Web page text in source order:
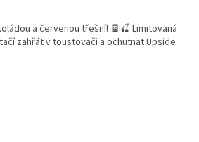
a červenou třešní! 🍫🍒 Limitovaná
zahřát v toustovači a ochutnat Upside